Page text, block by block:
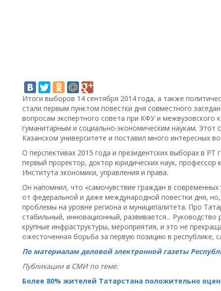
Итоги выборов 14 сентября 2014 года, а также
стали первым пунктом повестки дня совместного
вопросам экспертного совета при КФУ и межвузовского
гуманитарным и социально-экономическим наукам. Этот
Казанском университете и поставил много интересных
О перспективах 2015 года и президентских выборах в
первый проректор, доктор юридических наук, профессор
Института экономики, управления и права.
Он напомнил, что «самочувствие граждан в современных
от федеральной и даже международной повестки дня,
проблемы на уровне региона и муниципалитета. Про
стабильный, инновационный, развивается...
крупные инфраструктуры, мероприятия, и это не
ожесточенная борьба за первую позицию в республике,
По материалам деловой электронной газеты
Публикации в СМИ по теме:
Более 80% жителей Татарстана положительно